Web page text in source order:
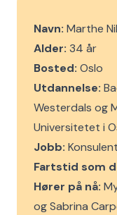
Navn: Marthe
Alder: 34 år
Bosted: Oslo
Utdannelse:
Westerdals og
Universitetet i
Jobb:
Fartstid som
Hører på nå:
og Sabrina